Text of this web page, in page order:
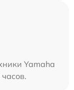
Yamaha